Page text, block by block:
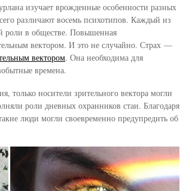
изучает врожденные особенности разных
различают восемь психотипов. Каждый из
роли в обществе. Повышенная
вектором. И это не случайно. Страх —
вектором. Она необходима для
времена.
только носители зрительного вектора могли
роли дневных охранников стаи. Благодаря
люди могли своевременно предупредить об